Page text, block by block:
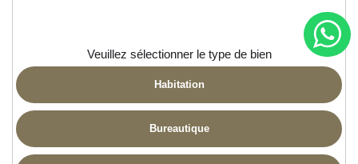
Veuillez sélectionner le type de bien
Habitation
Bureautique